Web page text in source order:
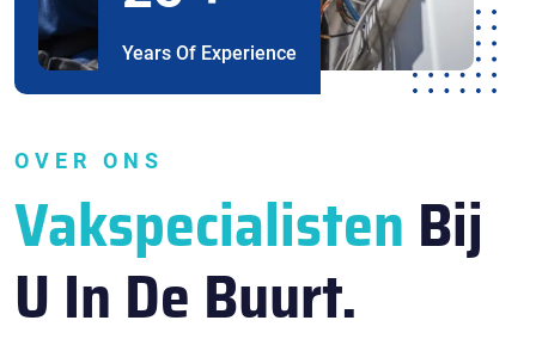
Years Of Experience
OVER ONS
Vakspecialisten Bij
U In De Buurt.